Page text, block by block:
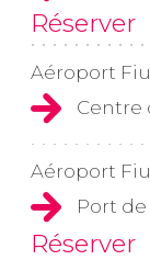
Réserver
Aéroport
Centre
Aéroport
Port
Réserver